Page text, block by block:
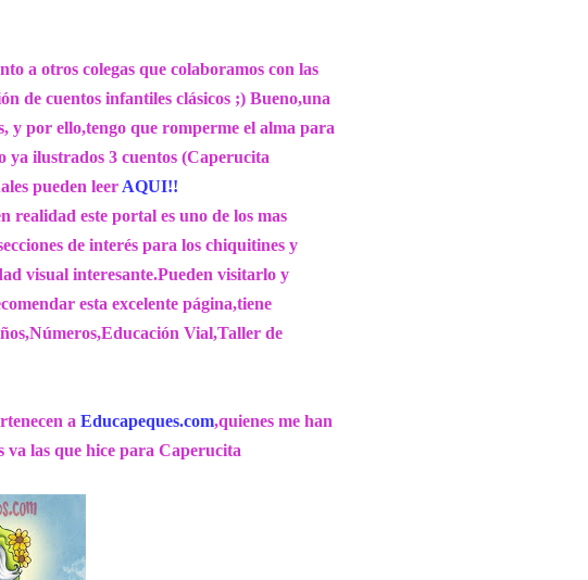
a otros colegas que colaboramos con las
de cuentos infantiles clásicos ;) Bueno,una
y por ello,tengo que romperme el alma para
ya ilustrados 3 cuentos (Caperucita
pueden leer AQUI!!
este portal es uno de los mas
de interés para los chiquitines y
visual interesante.Pueden visitarlo y
esta excelente página,tiene
Vial,Taller de
a Educapeques.com,quienes me han
las que hice para Caperucita